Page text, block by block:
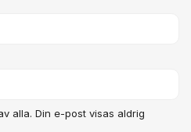
alla. Din e-post visas aldrig